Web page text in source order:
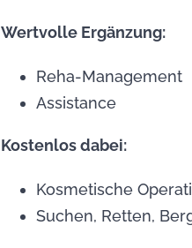
Wertvolle Ergänzung:
Reha-Management
Assistance
Kostenlos dabei:
Kosmetische
Suchen, Retten,